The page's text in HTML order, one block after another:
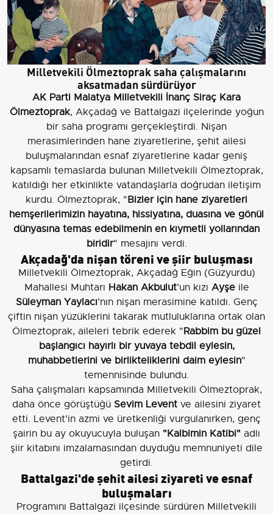
Milletvekili Ölmeztoprak saha çalışmalarını
aksatmadan sürdürüyor
AK Parti Malatya Milletvekili İnanç Siraç Kara
Ölmeztoprak, Akçadağ ve Battalgazi ilçelerinde yoğun
bir saha programı gerçekleştirdi. Nişan
merasimlerinden hane ziyaretlerine, şehit ailesi
buluşmalarından esnaf ziyaretlerine kadar geniş
kapsamlı temaslarda bulunan Milletvekili Ölmeztoprak,
katıldığı her etkinlikte vatandaşlarla doğrudan iletişim
kurdu. Ölmeztoprak, "Bizler için hane ziyaretleri
hemşerilerimizin hayatına, hissiyatına, duasına ve gönül
dünyasına temas edebilmenin en kıymetli yollarından
biridir" mesajını verdi.
Akçadağ'da nişan töreni ve şiir buluşması
Milletvekili Ölmeztoprak, Akçadağ Eğin (Güzyurdu)
Mahallesi Muhtarı Hakan Akbulut’un kızı Ayşeile
Süleyman Yaylacı’nın nişan merasimine katıldı. Genç
çiftin nişan yüzüklerini takarak mutluluklarına ortak olan
Ölmeztoprak, aileleri tebrik ederek "Rabbim bu güzel
başlangıcı hayırlı bir yuvaya tebdil eylesin,
muhabbetlerini ve birlikteliklerini daim eylesin"
temennisinde bulundu.
Saha çalışmaları kapsamında Milletvekili Ölmeztoprak,
daha önce görüştüğü Sevim Levent ve ailesini ziyaret
etti. Levent’in azmi ve üretkenliği vurgulanırken, genç
şairin bu ay okuyucuyla buluşan "Kalbimin Katibi" adlı
şiir kitabını imzalamasından duyduğu memnuniyeti dile
getirdi.
Battalgazi'de şehit ailesi ziyareti ve esnaf
buluşmaları
Programını Battalgazi ilçesinde sürdüren Milletvekili